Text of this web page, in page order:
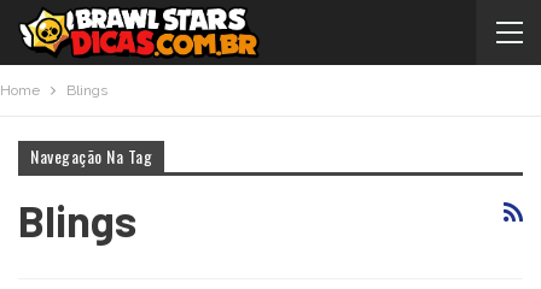
Home Blings
Navegação Na Tag
Blings